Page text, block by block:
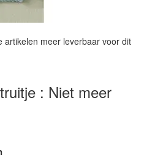
artikelen meer leverbaar voor dit
: Niet meer